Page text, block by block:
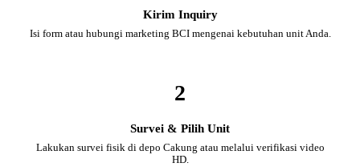
Kirim Inquiry
Isi form atau hubungi marketing BCI mengenai kebutuhan unit Anda.
2
Survei & Pilih Unit
Lakukan survei fisik di depo Cakung atau melalui verifikasi video
HD.